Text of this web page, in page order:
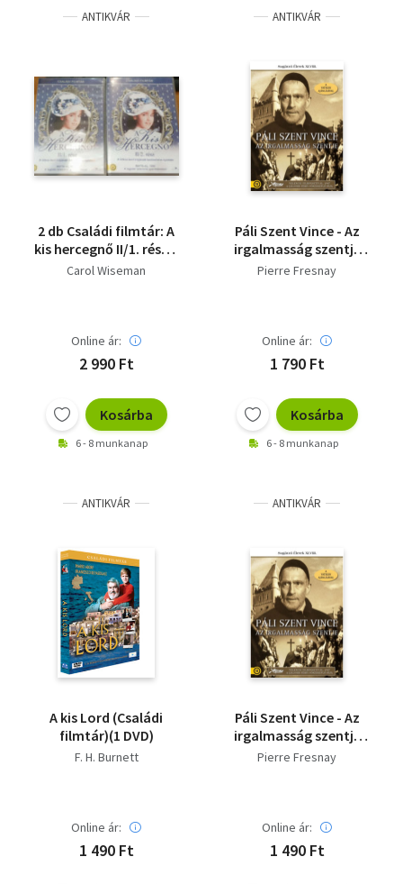
ANTIKVÁR
2 db Családi filmtár: A
kis hercegnő II/1. rész +
II/2. rész
Carol Wiseman
Online ár:
2 990 Ft
Kosárba
6 - 8 munkanap
ANTIKVÁR
Páli Szent Vince - Az
irgalmasság szentje
(Sugárzó Életek XLVIII.)
Pierre Fresnay
Online ár:
1 790 Ft
Kosárba
6 - 8 munkanap
ANTIKVÁR
A kis Lord (Családi
filmtár)(1 DVD)
F. H. Burnett
Online ár:
1 490 Ft
ANTIKVÁR
Páli Szent Vince - Az
irgalmasság szentje
(Sugárzó Életek XLVIII.)
Pierre Fresnay
Online ár:
1 490 Ft